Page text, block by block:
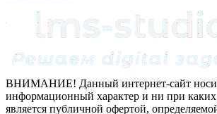
ВНИМАНИЕ! Данный интернет-сайт
информационный характер и ни при каких
является публичной офертой,